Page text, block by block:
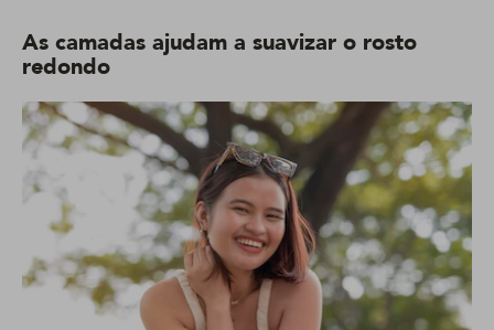
As camadas ajudam a suavizar o rosto
redondo